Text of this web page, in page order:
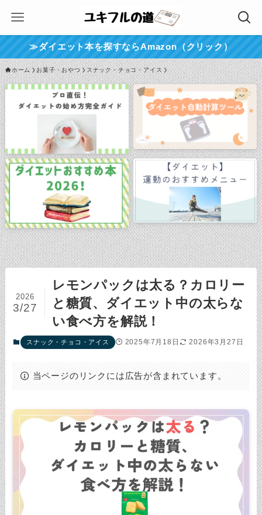
≫ダイエット本を探すならAmazon（クリック）
ホーム お菓子・おやつ スナック・チョコ・アイス
レモンパックは太る？カロリー
と糖質、ダイエット中の太らな
い食べ方を解説！
2026
3/27
スナック・チョコ・アイス 2025年7月18日 2026年3月27日
当ページのリンクには広告が含まれています。